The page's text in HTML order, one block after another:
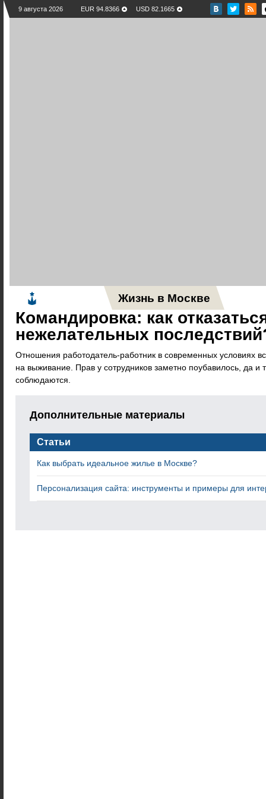
9 августа 2026 EUR 94.8366 USD 82.1665
Жизнь в Москве
Командировка: как
нежелательных
Отношения работодатель-работник в современных условиях
на выживание. Прав у сотрудников заметно поубавилось, да и
соблюдаются.
Дополнительные материалы
Статьи
Как выбрать идеальное жилье в Москве?
Персонализация сайта: инструменты и примеры для